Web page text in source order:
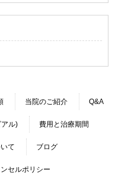
当院のご紹介 Q&A
ル) 費用と治療期間
て ブログ
セルポリシー